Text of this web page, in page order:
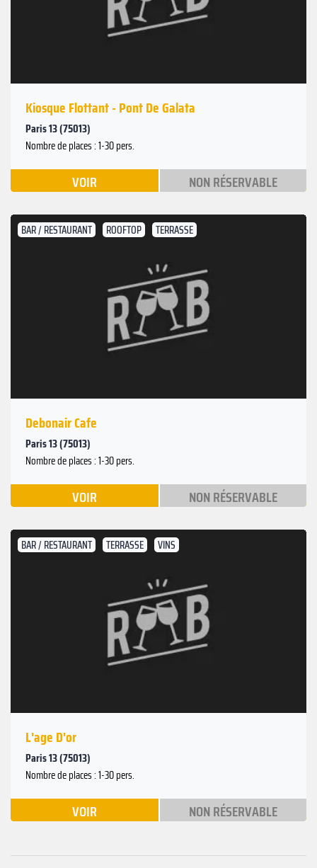
Kiosque Flottant - Pont De Galata
Paris 13 (75013)
Nombre de places : 1-30 pers.
VOIR NON RÉSERVABLE
BAR / RESTAURANT ROOFTOP TERRASSE
Debonair Cafe
Paris 13 (75013)
Nombre de places : 1-30 pers.
VOIR NON RÉSERVABLE
BAR / RESTAURANT TERRASSE VINS
L'age D'or
Paris 13 (75013)
Nombre de places : 1-30 pers.
VOIR NON RÉSERVABLE